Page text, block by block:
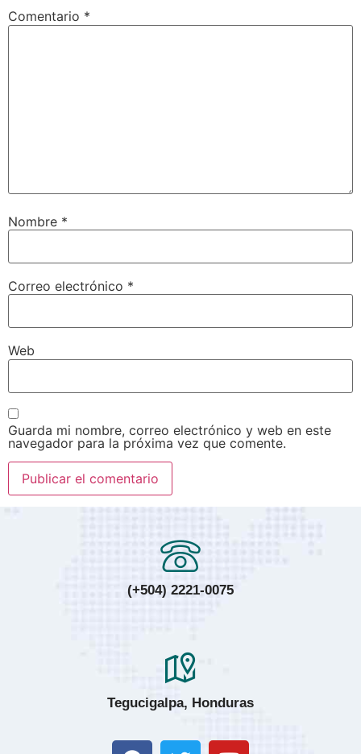
Comentario *
Nombre *
Correo electrónico *
Web
Guarda mi nombre, correo electrónico y web en este
navegador para la próxima vez que comente.
(+504) 2221-0075
Tegucigalpa, Honduras